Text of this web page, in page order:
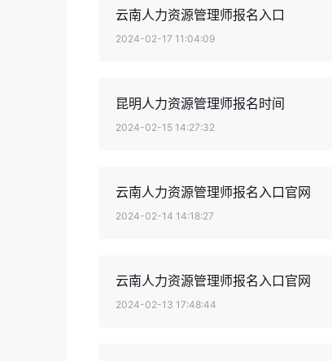
云南人力资源管理师报名入口
2024-02-17 11:04:09
昆明人力资源管理师报名时间
2024-02-15 14:27:32
云南人力资源管理师报名入口官网
2024-02-14 14:18:27
云南人力资源管理师报名入口官网
2024-02-13 17:48:44